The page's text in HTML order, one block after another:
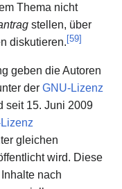
Thema nicht
stellen, über
diskutieren.[59]
geben die Autoren
der GNU-Lizenz
seit 15. Juni 2009
gleichen
wird. Diese
nach